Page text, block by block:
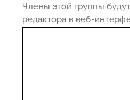
Члены этой группы
редактора в веб-